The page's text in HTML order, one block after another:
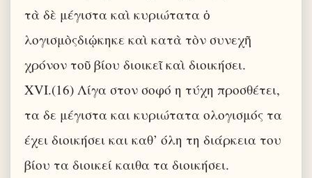
τὰ δὲ μέγιστα καὶ κυριώτατα ὁ
λογισμὸςδιῴκηκε καὶ κατὰ τὸν συνεχῆ
χρόνον τοῦ βίου διοικεῖ καὶ διοικήσει.
XVI.(16) Λίγα στον σοφό η τύχη προσθέτει,
τα δε μέγιστα και κυριώτατα ολογισμός τα
έχει διοικήσει και καθ’ όλη τη διάρκεια του
βίου τα διοικεί καιθα τα διοικήσει.